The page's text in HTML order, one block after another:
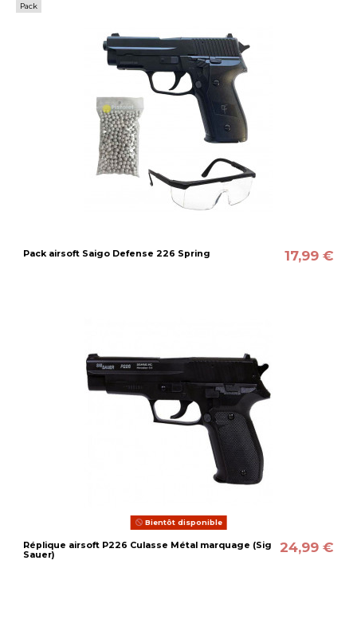
Pack
Pack airsoft Saigo Defense 226 Spring 17,99 €
Bientôt disponible
Réplique airsoft P226 Culasse Métal marquage (Sig
Sauer)
24,99 €